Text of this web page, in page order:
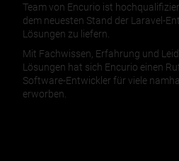
Team von Encurio ist
dem neuesten Stand der Laravel-
Lösungen zu liefern.
Mit Fachwissen, Erfahrung und
Lösungen hat sich Encurio einen
Software-Entwickler für viele
erworben.